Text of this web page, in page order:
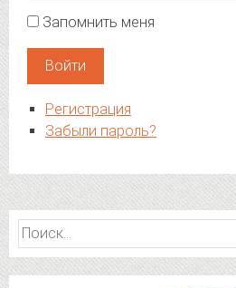
Запомнить меня
Войти
Регистрация
Забыли пароль?
Найти: